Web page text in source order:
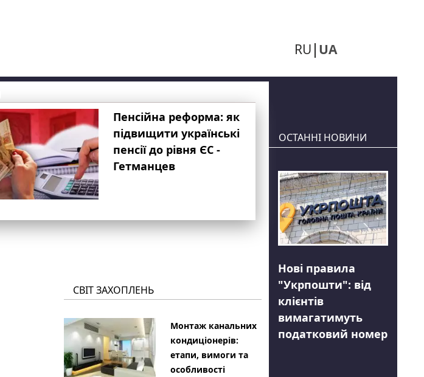
RU UA
Пенсійна реформа: як
підвищити українські
пенсії до рівня ЄС -
Гетманцев
СВІТ ЗАХОПЛЕНЬ
Монтаж канальних
кондиціонерів:
етапи, вимоги та
особливості
ОСТАННІ НОВИНИ
Нові правила
"Укрпошти": від
клієнтів
вимагатимуть
податковий номер